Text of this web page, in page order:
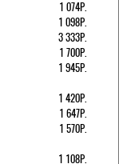
1 074Р.
1 098Р.
3 333Р.
1 700Р.
1 945Р.
1 420Р.
1 647Р.
1 570Р.
1 108Р.